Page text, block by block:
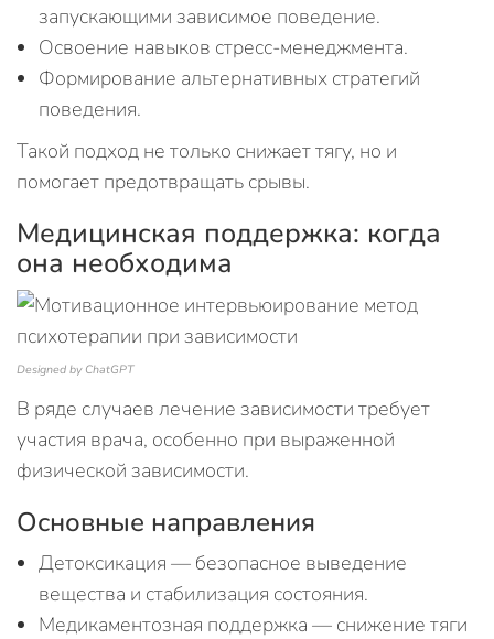
запускающими зависимое поведение.
Освоение навыков стресс-менеджмента.
Формирование альтернативных стратегий
поведения.
Такой подход не только снижает тягу, но и
помогает предотвращать срывы.
Медицинская поддержка: когда
она необходима
Designed by ChatGPT
В ряде случаев лечение зависимости требует
участия врача, особенно при выраженной
физической зависимости.
Основные направления
Детоксикация — безопасное выведение
вещества и стабилизация состояния.
Медикаментозная поддержка — снижение тяги